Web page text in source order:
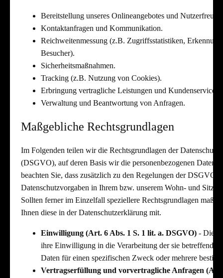
Bereitstellung unseres Onlineangebotes und
Kontaktanfragen und Kommunikation.
Reichweitenmessung (z.B. Zugriffsstatistiken,
Besucher).
Sicherheitsmaßnahmen.
Tracking (z.B. Nutzung von Cookies).
Erbringung vertragliche Leistungen und Kundenservice.
Verwaltung und Beantwortung von Anfragen.
Maßgebliche Rechtsgrundlagen
Im Folgenden teilen wir die Rechtsgrundlagen der
(DSGVO), auf deren Basis wir die personenbezogenen Daten
beachten Sie, dass zusätzlich zu den Regelungen der DSGVO
Datenschutzvorgaben in Ihrem bzw. unserem Wohn- und
Sollten ferner im Einzelfall speziellere Rechtsgrundlagen
Ihnen diese in der Datenschutzerklärung mit.
Einwilligung (Art. 6 Abs. 1 S. 1 lit. a. DSGVO) - Die
ihre Einwilligung in die Verarbeitung der sie betreffenden
Daten für einen spezifischen Zweck oder mehrere
Vertragserfüllung und vorvertragliche Anfragen (Art.